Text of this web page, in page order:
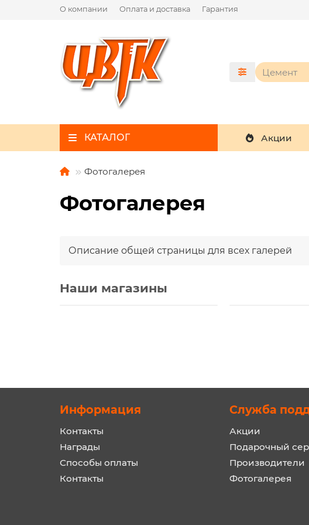
О компании Оплата и доставка Гарантия
КАТАЛОГ Акции
Фотогалерея
Фотогалерея
Описание общей страницы для всех галерей
Наши магазины
Информация
Контакты
Награды
Способы оплаты
Контакты
Служба
Акции
Подарочный
Производители
Фотогалерея